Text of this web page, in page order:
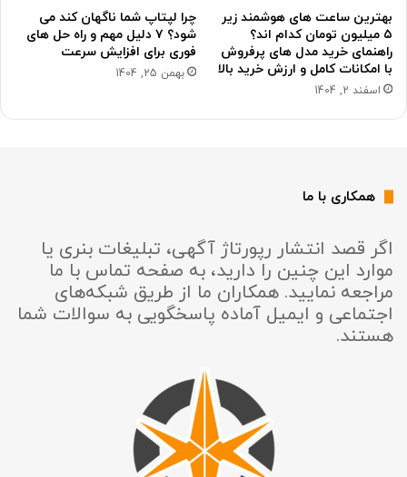
بهترین ساعت های هوشمند زیر
۵ میلیون تومان کدام اند؟
راهنمای خرید مدل های پرفروش
با امکانات کامل و ارزش خرید بالا
اسفند 2, 1404
چرا لپتاپ شما ناگهان کند می
شود؟ ۷ دلیل مهم و راه حل های
فوری برای افزایش سرعت
بهمن 25, 1404
همکاری با ما
اگر قصد انتشار رپورتاژ آگهی، تبلیغات بنری یا
موارد این چنین را دارید، به صفحه تماس با ما
مراجعه نمایید. همکاران ما از طریق شبکه‌های
اجتماعی و ایمیل آماده پاسخگویی به سوالات شما
هستند.